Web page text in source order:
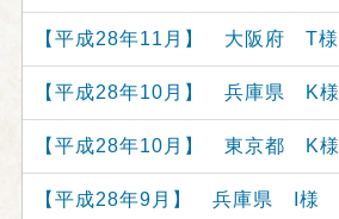
【平成28年11月】 大阪府 T様
【平成28年10月】 兵庫県 K様
【平成28年10月】 東京都 K様
【平成28年9月】 兵庫県 I様